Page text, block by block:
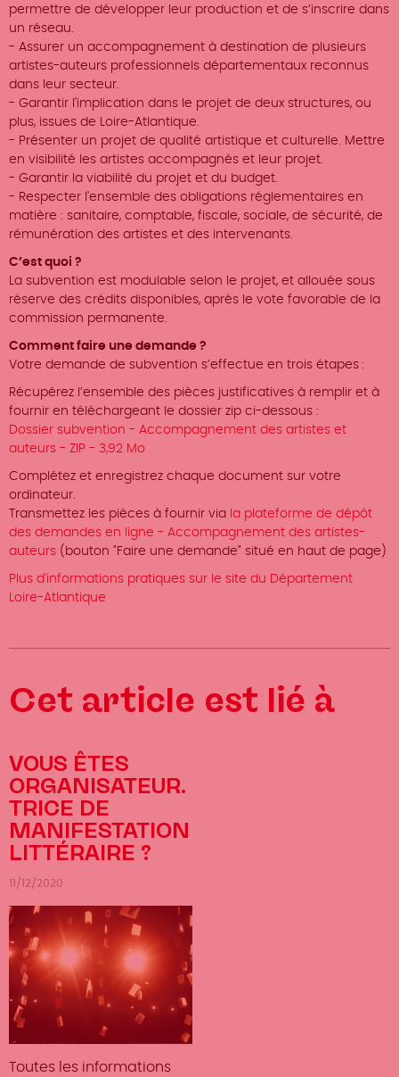
permettre de développer leur production et de s’inscrire dans
un réseau.
- Assurer un accompagnement à destination de plusieurs
artistes-auteurs professionnels départementaux reconnus
dans leur secteur.
- Garantir l'implication dans le projet de deux structures, ou
plus, issues de Loire-Atlantique.
- Présenter un projet de qualité artistique et culturelle. Mettre
en visibilité les artistes accompagnés et leur projet.
- Garantir la viabilité du projet et du budget.
- Respecter l'ensemble des obligations réglementaires en
matière : sanitaire, comptable, fiscale, sociale, de sécurité, de
rémunération des artistes et des intervenants.
C’est quoi ?
La subvention est modulable selon le projet, et allouée sous
réserve des crédits disponibles, après le vote favorable de la
commission permanente.
Comment faire une demande ?
Votre demande de subvention s’effectue en trois étapes :
Récupérez l’ensemble des pièces justificatives à remplir et à
fournir en téléchargeant le dossier zip ci-dessous :
Dossier subvention - Accompagnement des artistes et
auteurs - ZIP - 3,92 Mo
Complétez et enregistrez chaque document sur votre
ordinateur.
Transmettez les pièces à fournir via la plateforme de dépôt
des demandes en ligne - Accompagnement des artistes-
auteurs (bouton "Faire une demande" situé en haut de page)
Plus d'informations pratiques sur le site du Département
Loire-Atlantique
Cet article est lié à
VOUS ÊTES
ORGANISATEUR.
TRICE DE
MANIFESTATION
LITTÉRAIRE ?
11/12/2020
Toutes les informations